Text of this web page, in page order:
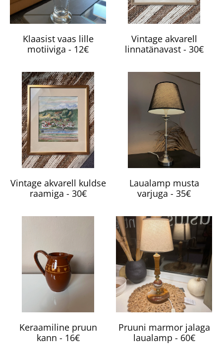
Klaasist vaas lille
motiiviga - 12€
Vintage akvarell
linnatänavast - 30€
Vintage akvarell kuldse
raamiga - 30€
Laualamp musta
varjuga - 35€
Keraamiline pruun
kann - 16€
Pruuni marmor jalaga
laualamp - 60€